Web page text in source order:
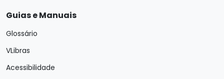
Guias e Manuais
Glossário
VLibras
Acessibilidade